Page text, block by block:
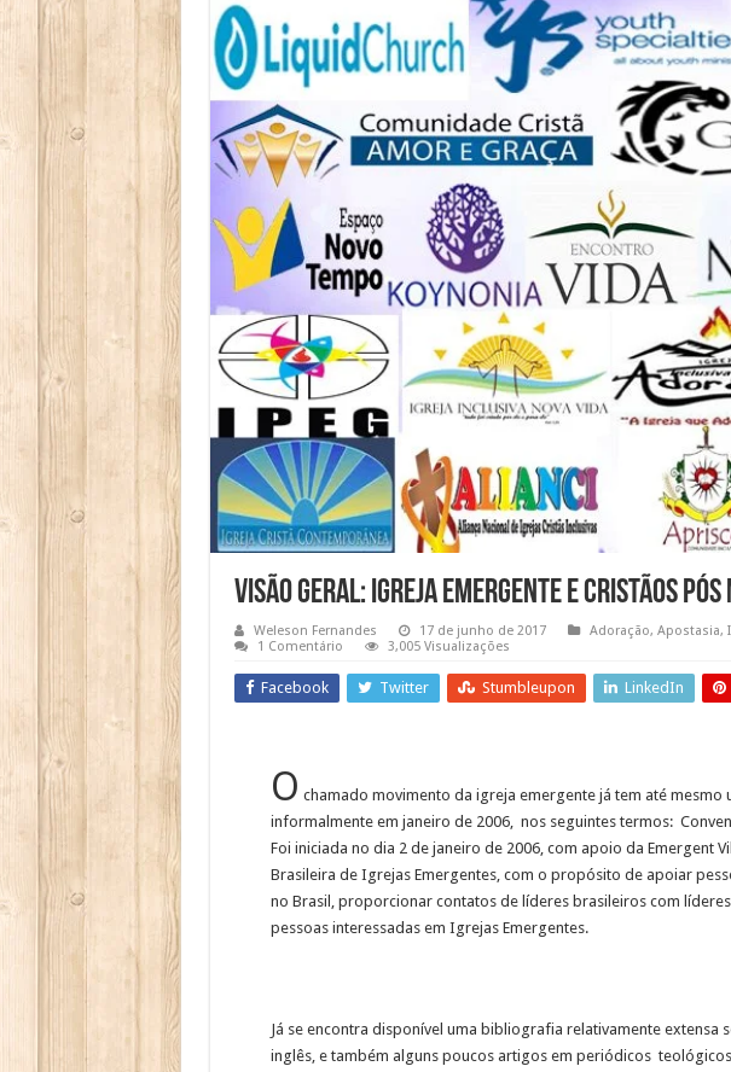
Visão Geral: Igreja Emergente e Cristãos Pós
Weleson Fernandes 17 de junho de 2017 Adoração, Apostasia,
1 Comentário
3,005 Visualizações
Facebook Twitter Stumbleupon LinkedIn
O chamado movimento da igreja emergente já tem até mesmo
informalmente em janeiro de 2006, nos seguintes termos:
Foi iniciada no dia 2 de janeiro de 2006, com apoio da Emergent
Brasileira de Igrejas Emergentes, com o propósito de apoiar
no Brasil, proporcionar contatos de líderes brasileiros com
pessoas interessadas em Igrejas Emergentes.
Já se encontra disponível uma bibliografia relativamente extensa
inglês, e também alguns poucos artigos em periódicos